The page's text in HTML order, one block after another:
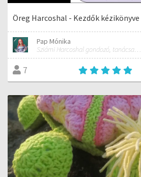
Öreg Harcoshal - Kezdők kézikönyve
Pap Mónika
Sziámi Harcoshal gondozó, tanácsadó, kereskedő
7